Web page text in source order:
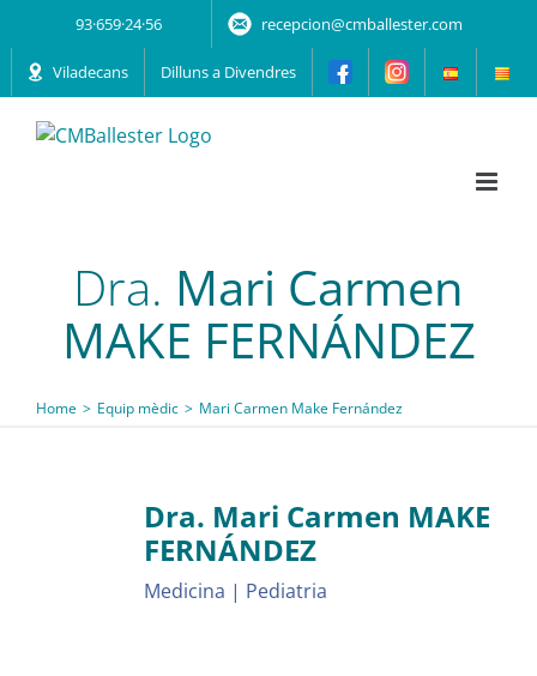
to
content
93·659·24·56 recepcion@cmballester.com
Viladecans Dilluns a Divendres
Dra. Mari Carmen
MAKE FERNÁNDEZ
Home Equip mèdic Mari Carmen Make Fernández
Dra. Mari Carmen MAKE
FERNÁNDEZ
Medicina | Pediatria